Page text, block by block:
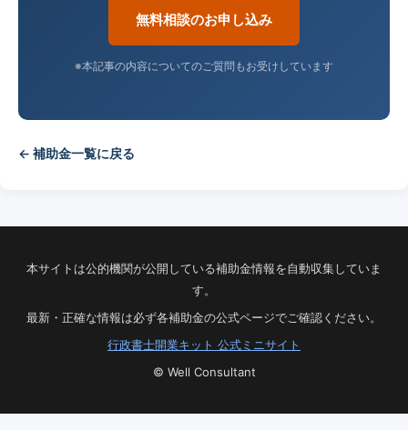
無料相談のお申し込み
※本記事の内容についてのご質問もお受けしています
← 補助金一覧に戻る
本サイトは公的機関が公開している補助金情報を自動収集していま
す。
最新・正確な情報は必ず各補助金の公式ページでご確認ください。
行政書士開業キット 公式ミニサイト
© Well Consultant